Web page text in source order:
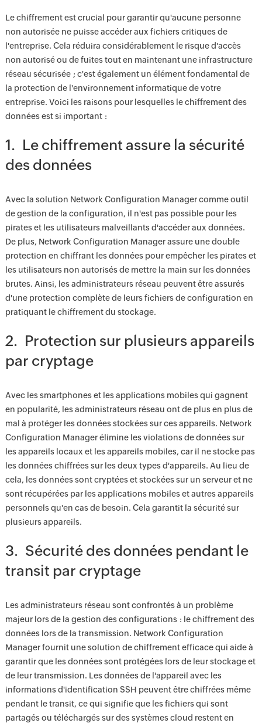
Le chiffrement est crucial pour garantir qu'aucune personne
non autorisée ne puisse accéder aux fichiers critiques de
l'entreprise. Cela réduira considérablement le risque d'accès
non autorisé ou de fuites tout en maintenant une infrastructure
réseau sécurisée ; c'est également un élément fondamental de
la protection de l'environnement informatique de votre
entreprise. Voici les raisons pour lesquelles le chiffrement des
données est si important :
1. Le chiffrement assure la sécurité
des données
Avec la solution Network Configuration Manager comme outil
de gestion de la configuration, il n'est pas possible pour les
pirates et les utilisateurs malveillants d'accéder aux données.
De plus, Network Configuration Manager assure une double
protection en chiffrant les données pour empêcher les pirates et
les utilisateurs non autorisés de mettre la main sur les données
brutes. Ainsi, les administrateurs réseau peuvent être assurés
d'une protection complète de leurs fichiers de configuration en
pratiquant le chiffrement du stockage.
2. Protection sur plusieurs appareils
par cryptage
Avec les smartphones et les applications mobiles qui gagnent
en popularité, les administrateurs réseau ont de plus en plus de
mal à protéger les données stockées sur ces appareils. Network
Configuration Manager élimine les violations de données sur
les appareils locaux et les appareils mobiles, car il ne stocke pas
les données chiffrées sur les deux types d'appareils. Au lieu de
cela, les données sont cryptées et stockées sur un serveur et ne
sont récupérées par les applications mobiles et autres appareils
personnels qu'en cas de besoin. Cela garantit la sécurité sur
plusieurs appareils.
3. Sécurité des données pendant le
transit par cryptage
Les administrateurs réseau sont confrontés à un problème
majeur lors de la gestion des configurations : le chiffrement des
données lors de la transmission. Network Configuration
Manager fournit une solution de chiffrement efficace qui aide à
garantir que les données sont protégées lors de leur stockage et
de leur transmission. Les données de l'appareil avec les
informations d'identification SSH peuvent être chiffrées même
pendant le transit, ce qui signifie que les fichiers qui sont
partagés ou téléchargés sur des systèmes cloud restent en